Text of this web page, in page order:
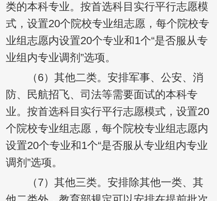
类的本科专业。按首选科目实行平行志愿模
式，设置20个院校专业组志愿，每个院校专
业组志愿内设置20个专业和1个“是否服从专
业组内专业调剂”选项。
（6）其他二类。安排军事、公安、消
防、民航招飞、司法等需要面试的本科专
业。按首选科目实行平行志愿模式，设置20
个院校专业组志愿，每个院校专业组志愿内
设置20个专业和1个“是否服从专业组内专业
调剂”选项。
（7）其他三类。安排除其他一类、其